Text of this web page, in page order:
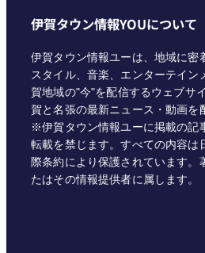
伊賀タウン情報YOUについて
伊賀タウン情報ユーは、地域に密
スタイル、音楽、エンターテイン
賀地域の"今"を配信するウェブサ
賀と名張の最新ニュース・動画を
※伊賀タウン情報ユーに掲載の記
転載を禁じます。すべての内容は
際条約により保護されています。
たはその情報提供者に属します。